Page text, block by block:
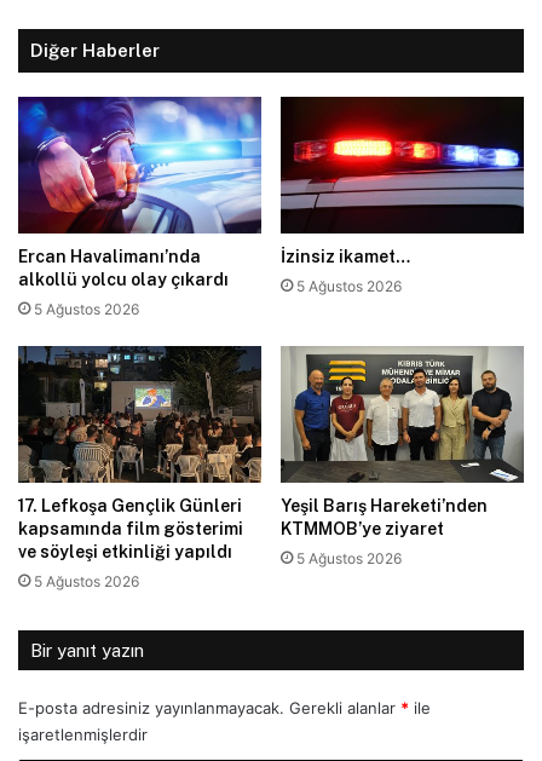
Diğer Haberler
Ercan Havalimanı’nda
alkollü yolcu olay çıkardı
5 Ağustos 2026
İzinsiz ikamet…
5 Ağustos 2026
17. Lefkoşa Gençlik Günleri
kapsamında film gösterimi
ve söyleşi etkinliği yapıldı
5 Ağustos 2026
Yeşil Barış Hareketi’nden
KTMMOB’ye ziyaret
5 Ağustos 2026
Bir yanıt yazın
E-posta adresiniz yayınlanmayacak. Gerekli alanlar * ile
işaretlenmişlerdir